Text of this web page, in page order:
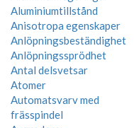
Aluminiumtillstånd
Anisotropa egenskaper
Anlöpningsbeständighet
Anlöpningssprödhet
Antal delsvetsar
Atomer
Automatsvarv med
frässpindel